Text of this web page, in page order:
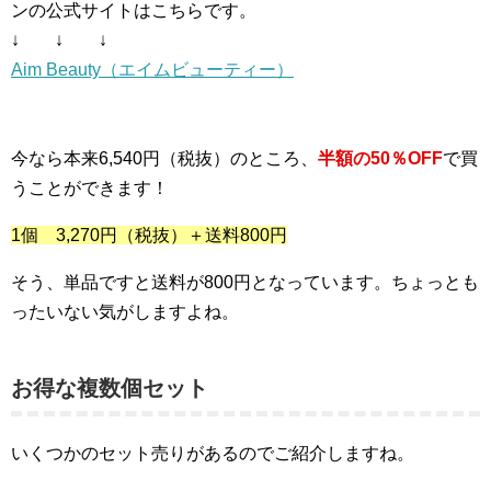
ンの公式サイトはこちらです。
↓ ↓ ↓
Aim Beauty（エイムビューティー）
今なら本来6,540円（税抜）のところ、 半額の50％OFFで買
うことができます！
1個 3,270円（税抜）＋送料800円
そう、単品ですと送料が800円となっています。ちょっとも
ったいない気がしますよね。
お得な複数個セット
いくつかのセット売りがあるのでご紹介しますね。